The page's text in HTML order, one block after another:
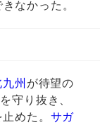
なかった。
州 が待望の
守り抜き、
めた。 サガ